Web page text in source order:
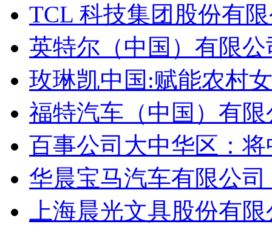
TCL 科技集团股份有
英特尔（中国）有限公
玫琳凯中国:赋能农村
福特汽车（中国）有
百事公司大中华区：
华晨宝马汽车有限公
上海晨光文具股份有